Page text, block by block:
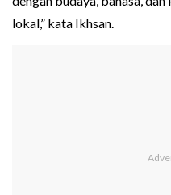
lokal,” kata Ikhsan.